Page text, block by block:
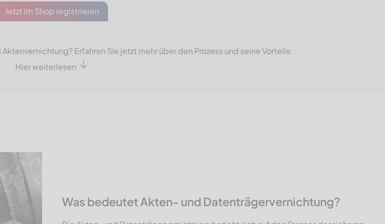
Jetzt im Shop registrieren
Erfahren Sie jetzt mehr über den Prozess und seine Vorteile.
Hier weiterlesen
Was bedeutet Akten- und Datenträgervernichtung?